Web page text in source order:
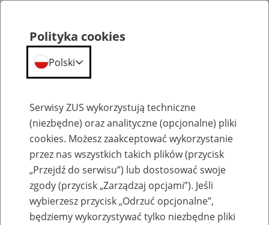
Szkolenia
Polityka cookies
Polski
Serwisy ZUS wykorzystują techniczne
(niezbędne) oraz analityczne (opcjonalne) pliki
cookies. Możesz zaakceptować wykorzystanie
przez nas wszystkich takich plików (przycisk
„Przejdź do serwisu”) lub dostosować swoje
zgody (przycisk „Zarządzaj opcjami”). Jeśli
wybierzesz przycisk „Odrzuć opcjonalne”,
będziemy wykorzystywać tylko niezbędne pliki